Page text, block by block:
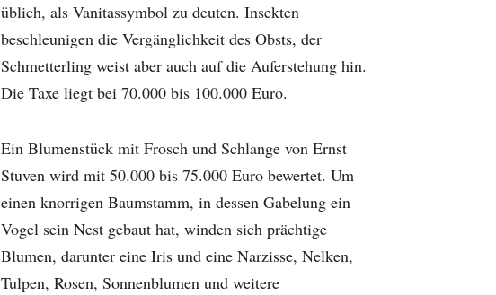
üblich, als Vanitassymbol zu deuten. Insekten
beschleunigen die Vergänglichkeit des Obsts, der
Schmetterling weist aber auch auf die Auferstehung hin.
Die Taxe liegt bei 70.000 bis 100.000 Euro.
Ein Blumenstück mit Frosch und Schlange von Ernst
Stuven wird mit 50.000 bis 75.000 Euro bewertet. Um
einen knorrigen Baumstamm, in dessen Gabelung ein
Vogel sein Nest gebaut hat, winden sich prächtige
Blumen, darunter eine Iris und eine Narzisse, Nelken,
Tulpen, Rosen, Sonnenblumen und weitere